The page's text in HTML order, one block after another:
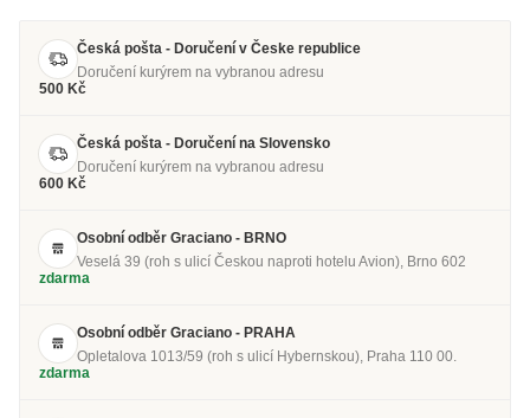
Česká pošta - Doručení v Česke republice
Doručení kurýrem na vybranou adresu
500 Kč
Česká pošta - Doručení na Slovensko
Doručení kurýrem na vybranou adresu
600 Kč
Osobní odběr Graciano - BRNO
Veselá 39 (roh s ulicí Českou naproti hotelu Avion), Brno 602
zdarma
Osobní odběr Graciano - PRAHA
Opletalova 1013/59 (roh s ulicí Hybernskou), Praha 110 00.
zdarma